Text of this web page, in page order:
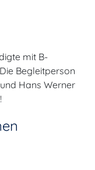
mit B-
Begleitperson
Hans Werner